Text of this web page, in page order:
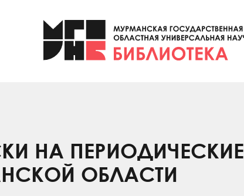
НА ПЕРИОДИЧЕСКИЕ
ОБЛАСТИ